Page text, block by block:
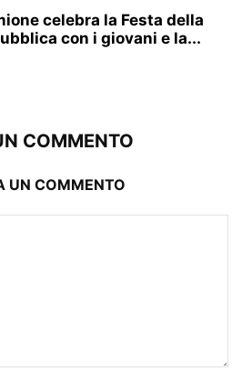
celebra la Festa della
con i giovani e la...
COMMENTO
UN COMMENTO